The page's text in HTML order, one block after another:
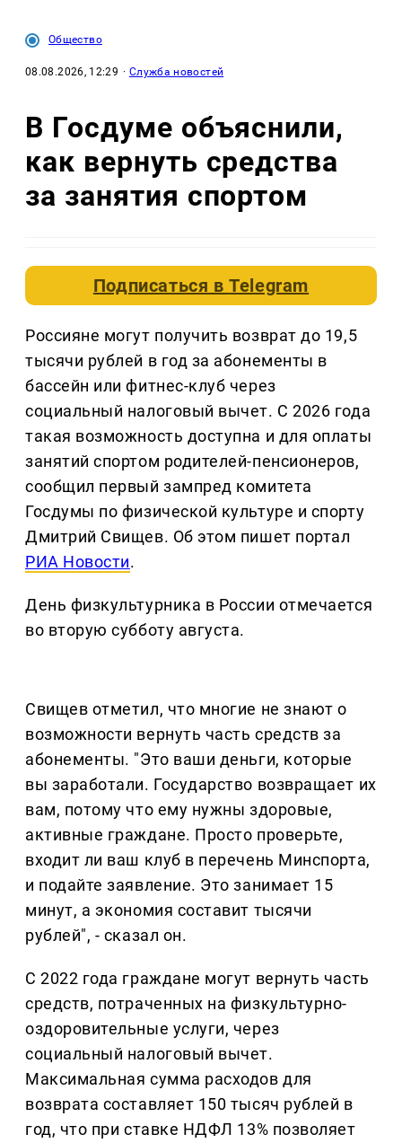
Общество
08.08.2026, 12:29 · Служба новостей
В Госдуме объяснили,
как вернуть средства
за занятия спортом
Подписаться вTelegram
Россияне могут получить возврат до 19,5
тысячи рублей в год за абонементы в
бассейн или фитнес-клуб через
социальный налоговый вычет. С 2026 года
такая возможность доступна и для оплаты
занятий спортом родителей-пенсионеров,
сообщил первый зампред комитета
Госдумы по физической культуре и спорту
Дмитрий Свищев. Об этом пишет портал
РИА Новости.
День физкультурника в России отмечается
во вторую субботу августа.
Свищев отметил, что многие не знают о
возможности вернуть часть средств за
абонементы. "Это ваши деньги, которые
вы заработали. Государство возвращает их
вам, потому что ему нужны здоровые,
активные граждане. Просто проверьте,
входит ли ваш клуб в перечень Минспорта,
и подайте заявление. Это занимает 15
минут, а экономия составит тысячи
рублей", - сказал он.
С 2022 года граждане могут вернуть часть
средств, потраченных на физкультурно-
оздоровительные услуги, через
социальный налоговый вычет.
Максимальная сумма расходов для
возврата составляет 150 тысяч рублей в
год, что при ставке НДФЛ 13% позволяет